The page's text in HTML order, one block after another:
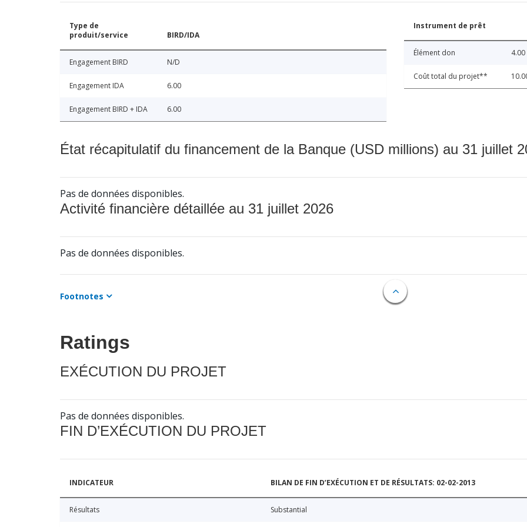
Type de
produit/service
BIRD/IDA
Engagement BIRD N/D
Engagement IDA 6.00
Engagement BIRD + IDA 6.00
Instrument de prêt
Élément don 4.00
Coût total du projet**
État récapitulatif du financement de la Banque (USD millions) au 31 juillet
Pas de données disponibles.
Activité financière détaillée au 31 juillet 2026
Pas de données disponibles.
Footnotes
Ratings
EXÉCUTION DU PROJET
Pas de données disponibles.
FIN D’EXÉCUTION DU PROJET
INDICATEUR BILAN DE FIN D’EXÉCUTION ET DE RÉSULTATS: 02-02-2013
Résultats Substantial